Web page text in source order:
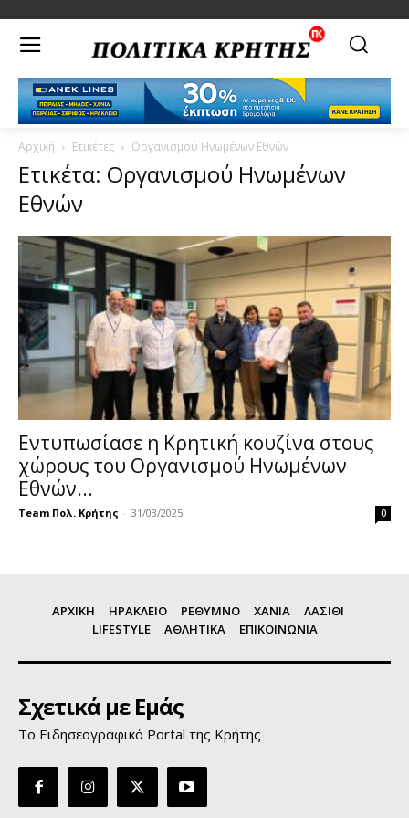
Αρχική Ετικέτες Οργανισμού Ηνωμένων Εθνών
Ετικέτα: Οργανισμού Ηνωμένων
Εθνών
Εντυπωσίασε η Κρητική κουζίνα στους
χώρους του Οργανισμού Ηνωμένων
Εθνών...
Team Πολ. Κρήτης - 31/03/2025 0
ΑΡΧΙΚΗ ΗΡΑΚΛΕΙΟ ΡΕΘΥΜΝΟ ΧΑΝΙΑ
ΛΑΣΙΘΙ
LIFESTYLE
ΑΘΛΗΤΙΚΑ ΕΠΙΚΟΙΝΩΝΙΑ
Σχετικά με Εμάς
Το Ειδησεογραφικό Portal της Κρήτης